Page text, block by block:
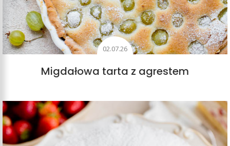
02.07.26
Migdałowa tarta z agrestem